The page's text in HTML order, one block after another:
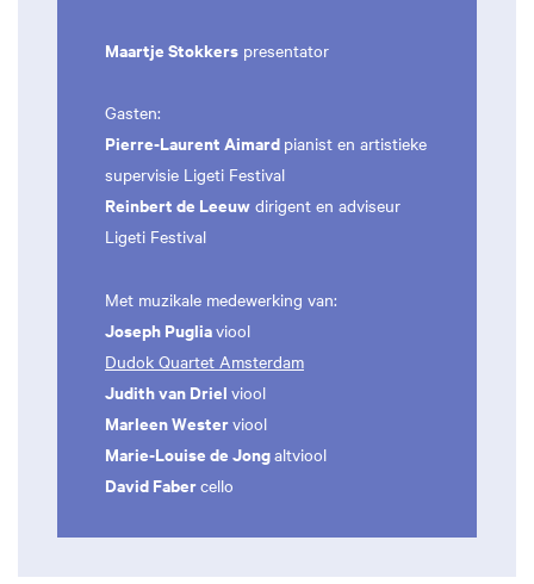
Maartje Stokkers presentator
Gasten:
Pierre-Laurent Aimard pianist en artistieke
supervisie Ligeti Festival
Reinbert de Leeuw dirigent en adviseur
Ligeti Festival
Met muzikale medewerking van:
Joseph Pugliaviool
Dudok Quartet Amsterdam
JudithvanDriel viool
MarleenWesterviool
Marie-Louise de Jongaltviool
David Fabercello